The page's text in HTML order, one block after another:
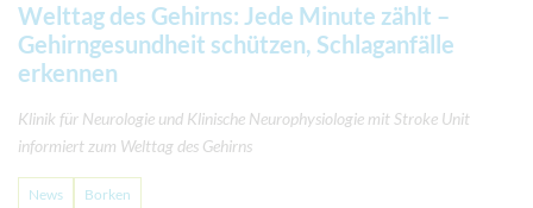
Welttag des Gehirns: Jede Minute zählt –
Gehirngesundheit schützen, Schlaganfälle
erkennen
Klinik für Neurologie und Klinische Neurophysiologie mit Stroke Unit
informiert zum Welttag des Gehirns
News Borken